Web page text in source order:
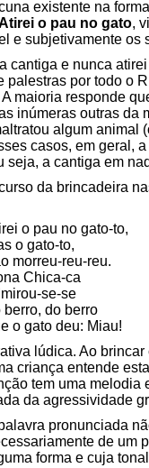
existente na
o pau no gato,
e subjetivamente
cantiga e nunca
palestras por todo o
A maioria responde
inúmeras outras da
algum animal
casos, em geral,
seja, a cantiga em
da brincadeira
o pau no gato-to,
o gato-to,
morreu-reu-reu.
Chica-ca
se-se
berro, do berro
o gato deu: Miau!
lúdica. Ao
criança entende
tem uma
da agressividade
pronunciada
de um
forma e cuja